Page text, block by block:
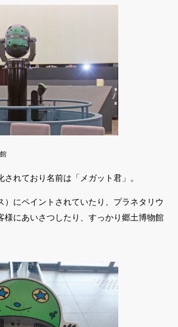
されており名前は「メガット君」。
）にペイントされていたり、プラネタリウ
様にあいさつしたり、すっかり郷土博物館